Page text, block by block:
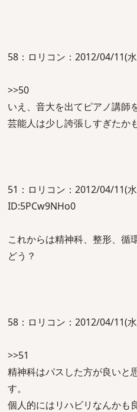
58：ロリコン：2012/04/11(
>>50
いえ、音大を出てピアノ講師
芸能人は少し誇張しすぎたか
51：ロリコン：2012/04/11(
ID:5PCw9NHo0
これからは精神科、整形、循
どう？
58：ロリコン：2012/04/11(
>>51
精神科はパスした方が良いと
す。
個人的にはリハビリなんかも